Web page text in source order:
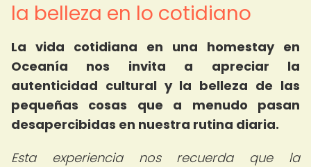
la belleza en lo cotidiano
La vida cotidiana en una homestay en
Oceanía nos invita a apreciar la
autenticidad cultural y la belleza de las
pequeñas cosas que a menudo pasan
desapercibidas en nuestra rutina diaria.
Esta experiencia nos recuerda que la